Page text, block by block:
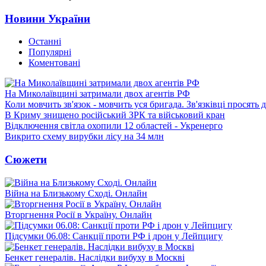
Новини України
Останні
Популярні
Коментовані
На Миколаївщині затримали двох агентів РФ
Коли мовчить зв'язок - мовчить уся бригада. Зв'язківці просять
В Криму знищено російський ЗРК та військовий кран
Відключення світла охопили 12 областей - Укренерго
Викрито схему вирубки лісу на 34 млн
Сюжети
Війна на Близькому Сході. Онлайн
Вторгнення Росії в Україну. Онлайн
Підсумки 06.08: Санкції проти РФ і дрон у Лейпцигу
Бенкет генералів. Наслідки вибуху в Москві